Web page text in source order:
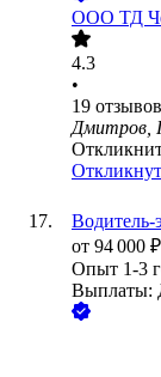
ООО ТД
4.3
•
19 отзывов
Дмитров,
Водитель-
от 94 000 ₽
Опыт 1-3
Выплаты: